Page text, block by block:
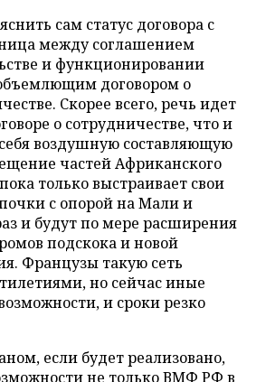
сам статус договора с
между соглашением
и функционировании
договором о
Скорее всего, речь идет
о сотрудничестве, что и
воздушную составляющую
частей Африканского
только выстраивает свои
с опорой на Мали и
и будут по мере расширения
подскока и новой
Французы такую сеть
но сейчас иные
и сроки резко
если будет реализовано,
не только ВМФ РФ в